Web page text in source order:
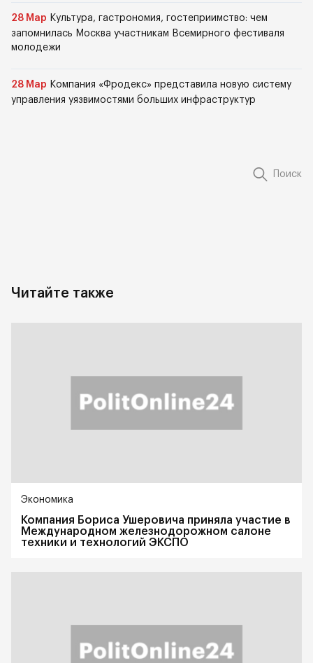
28 Мар Культура, гастрономия, гостеприимство: чем
запомнилась Москва участникам Всемирного фестиваля
молодежи
28 Мар Компания «Фродекс» представила новую систему
управления уязвимостями больших инфраструктур
Поиск
Читайте также
Экономика
Компания Бориса Ушеровича приняла участие в
Международном железнодорожном салоне
техники и технологий ЭКСПО